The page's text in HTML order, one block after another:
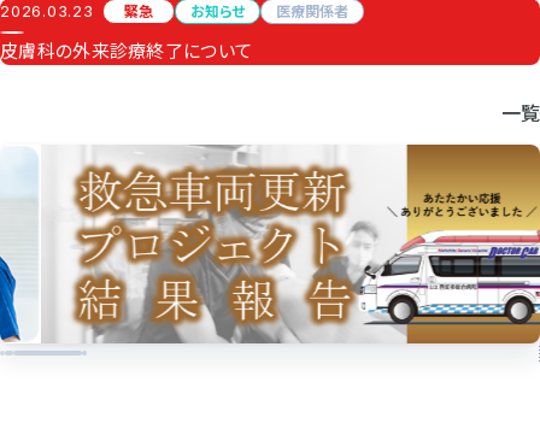
2026.03.23 緊急 お知らせ 医療関係者
皮膚科の外来診療終了について
一覧